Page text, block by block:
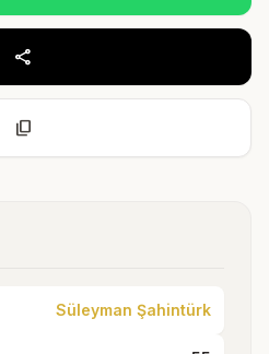
share
content_copy
Süleyman Şahintürk